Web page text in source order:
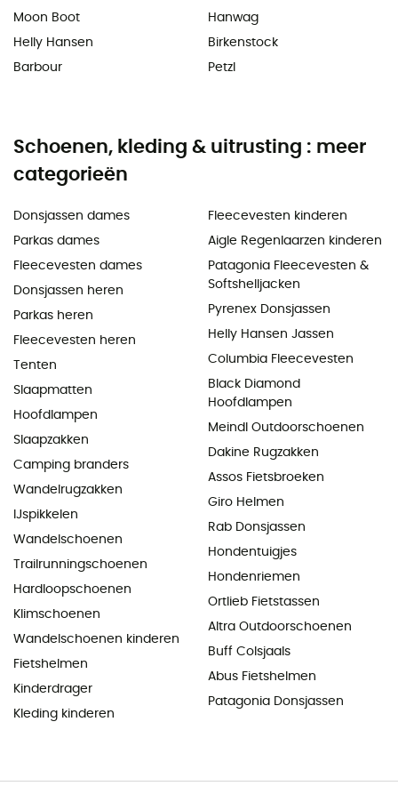
Moon Boot
Helly Hansen
Barbour
Hanwag
Birkenstock
Petzl
Schoenen, kleding & uitrusting : meer
categorieën
Donsjassen dames
Parkas dames
Fleecevesten dames
Donsjassen heren
Parkas heren
Fleecevesten heren
Tenten
Slaapmatten
Hoofdlampen
Slaapzakken
Camping branders
Wandelrugzakken
IJspikkelen
Wandelschoenen
Trailrunningschoenen
Hardloopschoenen
Klimschoenen
Wandelschoenen kinderen
Fietshelmen
Kinderdrager
Kleding kinderen
Fleecevesten kinderen
Aigle Regenlaarzen kinderen
Patagonia Fleecevesten &
Softshelljacken
Pyrenex Donsjassen
Helly Hansen Jassen
Columbia Fleecevesten
Black Diamond
Hoofdlampen
Meindl Outdoorschoenen
Dakine Rugzakken
Assos Fietsbroeken
Giro Helmen
Rab Donsjassen
Hondentuigjes
Hondenriemen
Ortlieb Fietstassen
Altra Outdoorschoenen
Buff Colsjaals
Abus Fietshelmen
Patagonia Donsjassen